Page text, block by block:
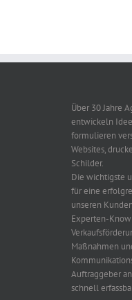
Über 30 Jahre
entwickeln
formulieren
Websites,
Schilder.
Die wichtigste
für eine
unseren
Experten-
Maßnahmen
Auftraggeber
schnell